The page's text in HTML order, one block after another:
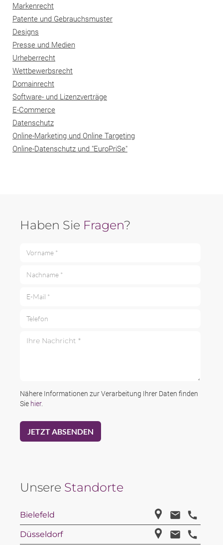
Markenrecht
Patente und Gebrauchsmuster
Designs
Presse und Medien
Urheberrecht
Wettbewerbsrecht
Domainrecht
Software- und Lizenzverträge
E-Commerce
Datenschutz
Online-Marketing und Online Targeting
Online-Datenschutz und "EuroPriSe"
Haben Sie Fragen?
Nähere Informationen zur Verarbeitung Ihrer Daten finden
Sie hier.
Unsere Standorte
Bielefeld
Düsseldorf